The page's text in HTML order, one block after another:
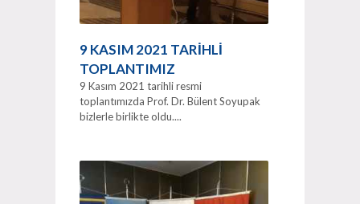
9 KASIM 2021 TARİHLİ
TOPLANTIMIZ
9 Kasım 2021 tarihli resmi
toplantımızda Prof. Dr. Bülent Soyupak
bizlerle birlikte oldu....